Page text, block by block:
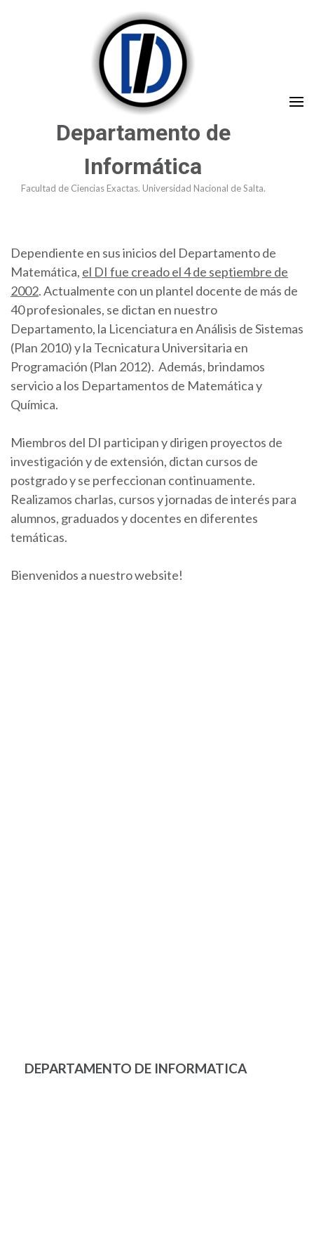
Departamento de
Informática
Facultad de Ciencias Exactas. Universidad Nacional de Salta.
Dependiente en sus inicios del Departamento de
Matemática, el DI fue creado el 4 de septiembre de
2002. Actualmente con un plantel docente de más de
40 profesionales, se dictan en nuestro
Departamento, la Licenciatura en Análisis de Sistemas
(Plan 2010) y la Tecnicatura Universitaria en
Programación (Plan 2012). Además, brindamos
servicio a los Departamentos de Matemática y
Química.
Miembros del DI participan y dirigen proyectos de
investigación y de extensión, dictan cursos de
postgrado y se perfeccionan continuamente.
Realizamos charlas, cursos y jornadas de interés para
alumnos, graduados y docentes en diferentes
temáticas.
Bienvenidos a nuestro website!
DEPARTAMENTO DE INFORMATICA